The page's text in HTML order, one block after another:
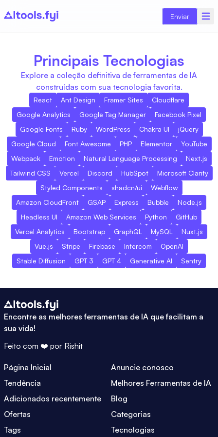
Enviar
Principais Tecnologias
Explore a coleção definitiva de ferramentas de IA
construídas com sua tecnologia favorita.
React Ant Design Framer Sites
Cloudflare
Google Analytics
Google Tag Manager
Facebook Pixel
Google Fonts
Ruby WordPress Chakra UI
jQuery
Google Cloud
Font Awesome PHP Elementor
YouTube
Webpack
Emotion Natural Language Processing
Next.js
Tailwind CSS
Vercel Discord HubSpot
Microsoft Clarity
Styled Components
shadcn/ui
Webflow
Amazon CloudFront
GSAP Express Bubble
Node.js
Headless UI
Amazon Web Services Python
GitHub
Vercel Analytics
Bootstrap GraphQL MySQL
Nuxt.js
Vue.js
Stripe Firebase Intercom
OpenAI
Stable Diffusion
GPT 3 GPT 4 Generative AI Sentry
Encontre as melhores ferramentas de IA que facilitam a
sua vida!
Feito com ❤️ por Rishit
Página Inicial
Anuncie conosco
Tendência
Melhores Ferramentas de IA
Adicionados recentemente
Blog
Ofertas
Categorias
Tags
Tecnologias